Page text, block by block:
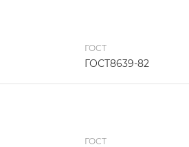
ГОСТ
ГОСТ8639-82
ГОСТ